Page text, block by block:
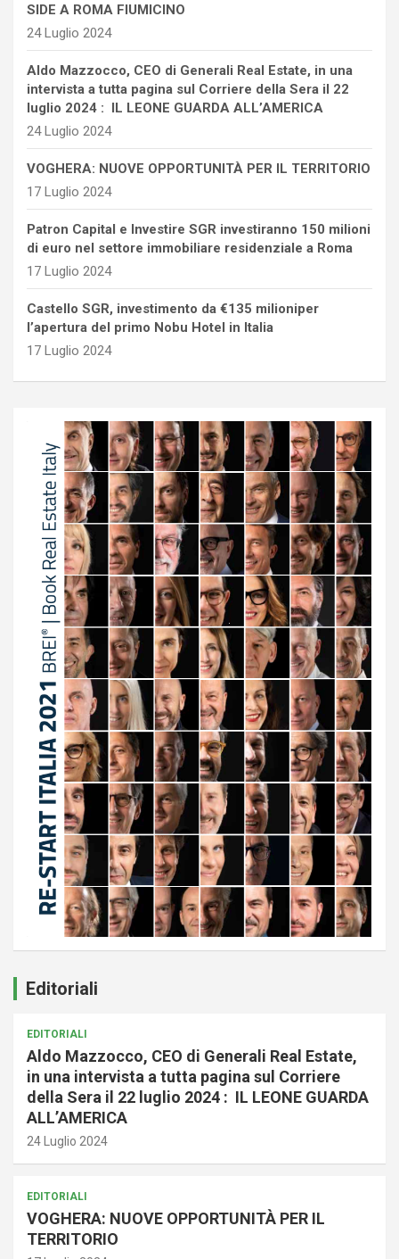
SIDE A ROMA FIUMICINO
24 Luglio 2024
Aldo Mazzocco, CEO di Generali Real Estate, in una
intervista a tutta pagina sul Corriere della Sera il 22
luglio 2024 : IL LEONE GUARDA ALL’AMERICA
24 Luglio 2024
VOGHERA: NUOVE OPPORTUNITÀ PER IL TERRITORIO
17 Luglio 2024
Patron Capital e Investire SGR investiranno 150 milioni
di euro nel settore immobiliare residenziale a Roma
17 Luglio 2024
Castello SGR, investimento da €135 milioniper
l’apertura del primo Nobu Hotel in Italia
17 Luglio 2024
Editoriali
EDITORIALI
Aldo Mazzocco, CEO di Generali Real Estate,
in una intervista a tutta pagina sul Corriere
della Sera il 22 luglio 2024 : IL LEONE GUARDA
ALL’AMERICA
24 Luglio 2024
EDITORIALI
VOGHERA: NUOVE OPPORTUNITÀ PER IL
TERRITORIO